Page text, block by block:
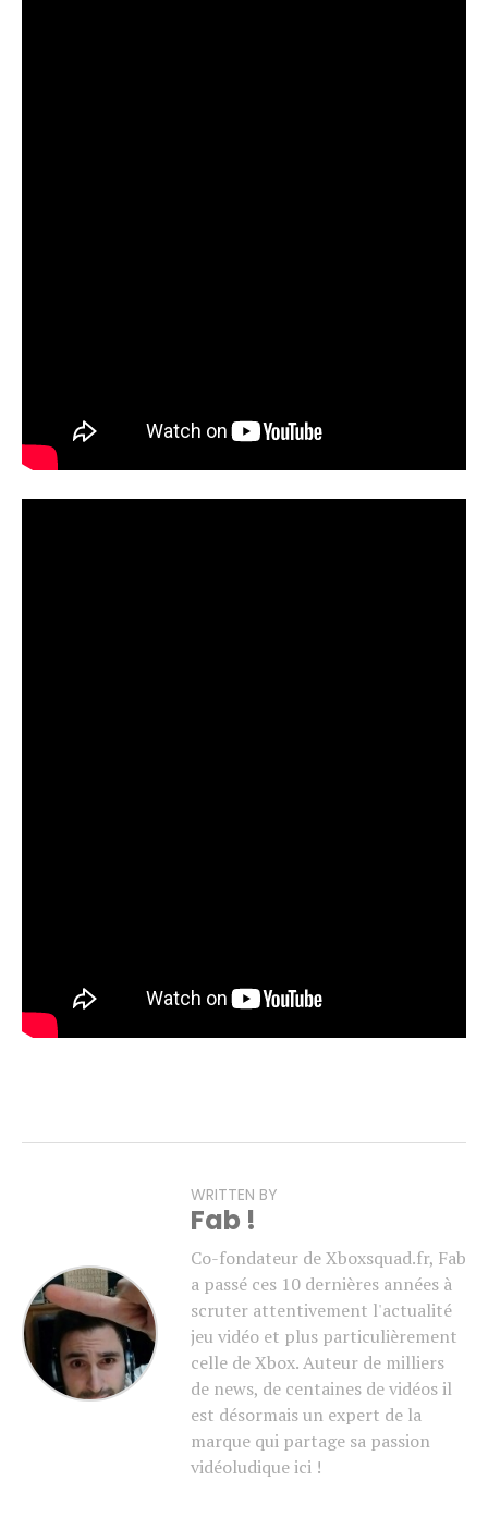
WRITTEN BY
Fab !
Co-fondateur de Xboxsquad.fr, Fab
a passé ces 10 dernières années à
scruter attentivement l'actualité
jeu vidéo et plus particulièrement
celle de Xbox. Auteur de milliers
de news, de centaines de vidéos il
est désormais un expert de la
marque qui partage sa passion
vidéoludique ici !